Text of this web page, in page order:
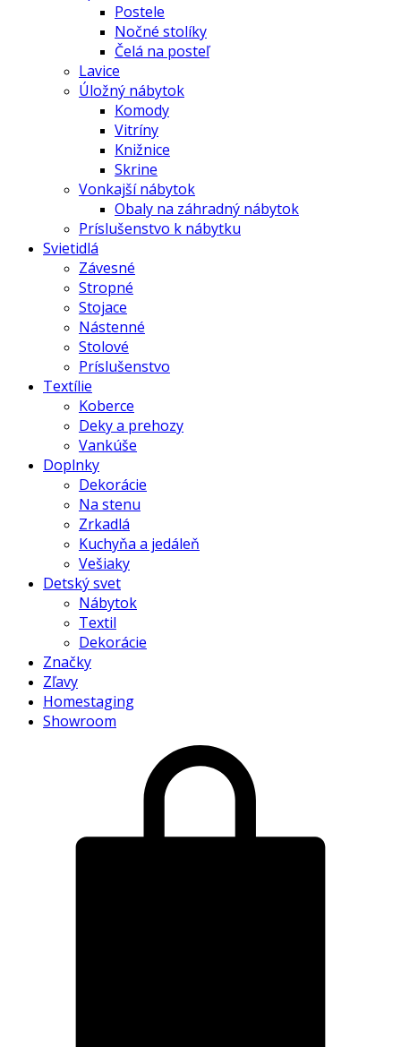
Postele
Nočné stolíky
Čelá na posteľ
Lavice
Úložný nábytok
Komody
Vitríny
Knižnice
Skrine
Vonkajší nábytok
Obaly na záhradný nábytok
Príslušenstvo k nábytku
Svietidlá
Závesné
Stropné
Stojace
Nástenné
Stolové
Príslušenstvo
Textílie
Koberce
Deky a prehozy
Vankúše
Doplnky
Dekorácie
Na stenu
Zrkadlá
Kuchyňa a jedáleň
Vešiaky
Detský svet
Nábytok
Textil
Dekorácie
Značky
Zľavy
Homestaging
Showroom